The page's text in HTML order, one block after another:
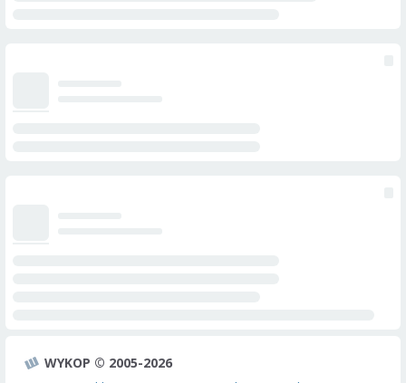
WYKOP © 2005-2026